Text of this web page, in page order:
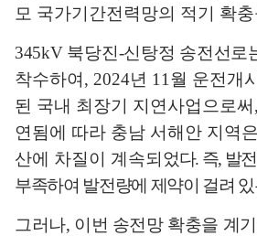
모 국가기간전력망의 적기 확
345kV 북당진-신탕정 송전선로
착수하여 , 2024년 11월 운전개
된 국내 최장기 지연사업으로써 ,
연됨에 따라 충남 서해안 지역
산에 차질이 계속되 었다. 즉, 발
부족하여 발전량에 제약이 걸려
그러나, 이번 송전망 확충을 계